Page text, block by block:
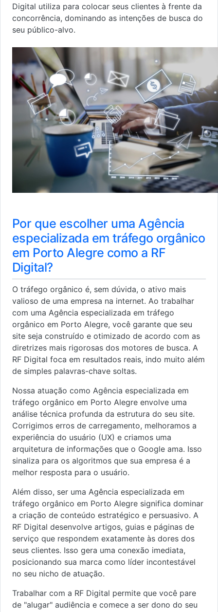
Digital utiliza para colocar seus clientes à frente da
concorrência, dominando as intenções de busca do
seu público-alvo.
Por que escolher uma Agência
especializada em tráfego orgânico
em Porto Alegre como a RF
Digital?
O tráfego orgânico é, sem dúvida, o ativo mais
valioso de uma empresa na internet. Ao trabalhar
com uma Agência especializada em tráfego
orgânico em Porto Alegre, você garante que seu
site seja construído e otimizado de acordo com as
diretrizes mais rigorosas dos motores de busca. A
RF Digital foca em resultados reais, indo muito além
de simples palavras-chave soltas.
Nossa atuação como Agência especializada em
tráfego orgânico em Porto Alegre envolve uma
análise técnica profunda da estrutura do seu site.
Corrigimos erros de carregamento, melhoramos a
experiência do usuário (UX) e criamos uma
arquitetura de informações que o Google ama. Isso
sinaliza para os algoritmos que sua empresa é a
melhor resposta para o usuário.
Além disso, ser uma Agência especializada em
tráfego orgânico em Porto Alegre significa dominar
a criação de conteúdo estratégico e persuasivo. A
RF Digital desenvolve artigos, guias e páginas de
serviço que respondem exatamente às dores dos
seus clientes. Isso gera uma conexão imediata,
posicionando sua marca como líder incontestável
no seu nicho de atuação.
Trabalhar com a RF Digital permite que você pare
de "alugar" audiência e comece a ser dono do seu